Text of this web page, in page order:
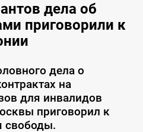
дела об
приговорили к
дела о
на
для инвалидов
приговорил к
свободы.